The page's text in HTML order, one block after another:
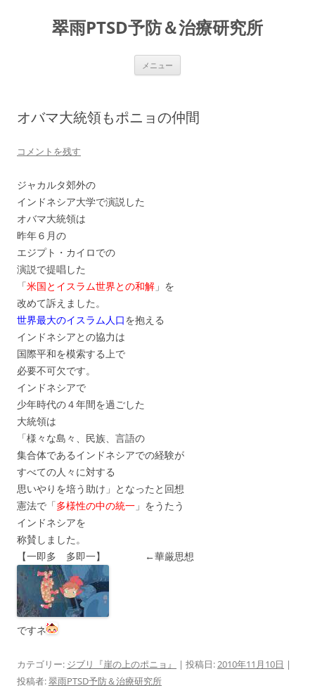
翠雨PTSD予防＆治療研究所
メニュー
オバマ大統領もポニョの仲間
コメントを残す
ジャカルタ郊外の
インドネシア大学で演説した
オバマ大統領は
昨年６月の
エジプト・カイロでの
演説で提唱した
「米国とイスラム世界との和解 」を
改めて訴えました。
世界最大のイスラム人口を抱える
インドネシアとの協力は
国際平和を模索する上で
必要不可欠です。
インドネシアで
少年時代の４年間を過ごした
大統領は
「様々な島々、民族、言語の
集合体であるインドネシアでの経験が
すべての人々に対する
思いやりを培う助け」となったと回想
憲法で「多様性の中の統一 」をうたう
インドネシアを
称賛しました。
【一即多 多即一】 ←華厳思想
ですネ
カテゴリー: ジブリ『崖の上のポニョ』 | 投稿日:2010年11月10日 |
投稿者:翠雨PTSD予防＆治療研究所